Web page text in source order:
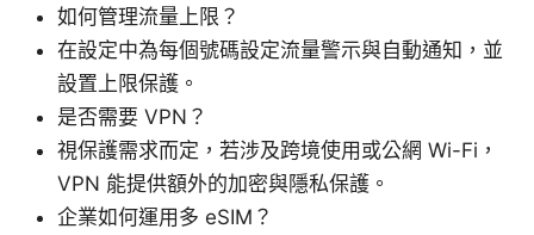
如何管理流量上限？
在設定中為每個號碼設定流量警示與自動通知，並
設置上限保護。
是否需要 VPN？
視保護需求而定，若涉及跨境使用或公網 Wi-Fi，
VPN 能提供額外的加密與隱私保護。
企業如何運用多 eSIM？